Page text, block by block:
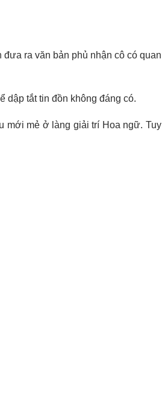
ra văn bản phủ nhận cô có quan
dập tắt tin đồn không đáng có.
mới mẻ ở làng giải trí Hoa ngữ. Tuy